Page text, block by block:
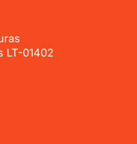
LT-01402